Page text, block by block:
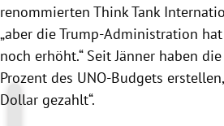
renommierten Think Tank
„aber die Trump-Administration
noch erhöht.“ Seit Jänner haben
Prozent des UNO-Budgets
Dollar gezahlt“.